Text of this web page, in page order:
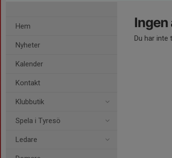
Hem
Nyheter
Kalender
Kontakt
Klubbutik
Spela i Tyresö
Ledare
Du har inte